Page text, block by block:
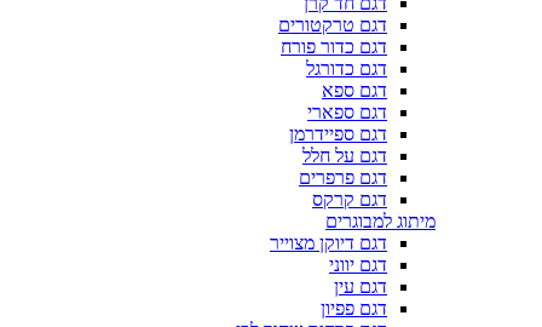
דגם טרקטורים
דגם כדור פורח
דגם כדורגל
דגם ספא
דגם ספארי
דגם ספיידרמן
דגם על חלל
דגם פרפרים
דגם קרקס
מיתוג למבוגרים
דגם דיוקן מצוייר
דגם יווני
דגם עין
דגם פפיון